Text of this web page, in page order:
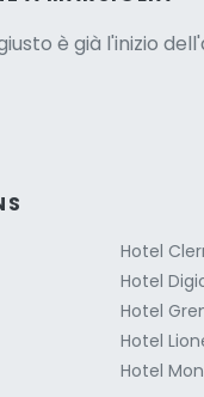
è già l'inizio
Hotel
Hotel
Hotel
Hotel
Hotel